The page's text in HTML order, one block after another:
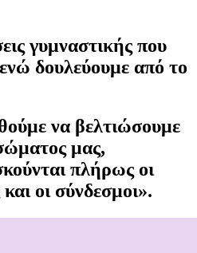
γυμναστικής που
δουλεύουμε από το
να βελτιώσουμε
μας,
πλήρως οι
οι σύνδεσμοι».